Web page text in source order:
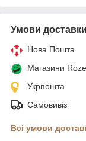
Умови доставки
Нова Пошта
Магазини
Укрпошта
Самовивіз
Всі умови